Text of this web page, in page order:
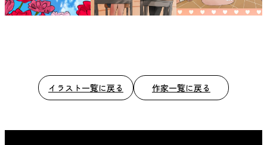
イラスト一覧に戻る 作家一覧に戻る